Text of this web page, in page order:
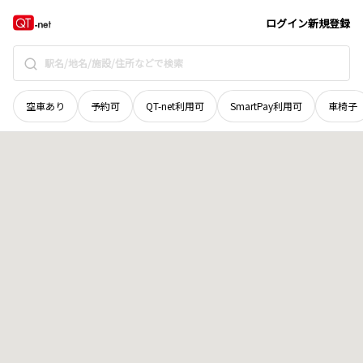
ログイン新規登録
空車あり 予約可 QT-net利用可 SmartPay利用可 車椅子
石川県